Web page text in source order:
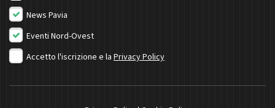
News Pavia
Eventi Nord-Ovest
Accetto l'iscrizione e la Privacy Policy